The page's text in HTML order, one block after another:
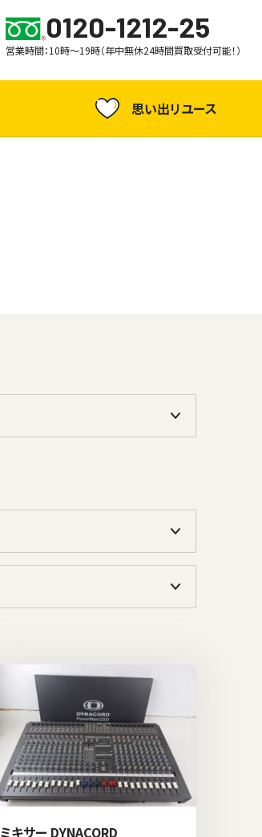
0120-1212-25
営業時間：10時～19時（年中無休24時間買取受付可能！）
思い出リユース
ミキサー DYNACORD